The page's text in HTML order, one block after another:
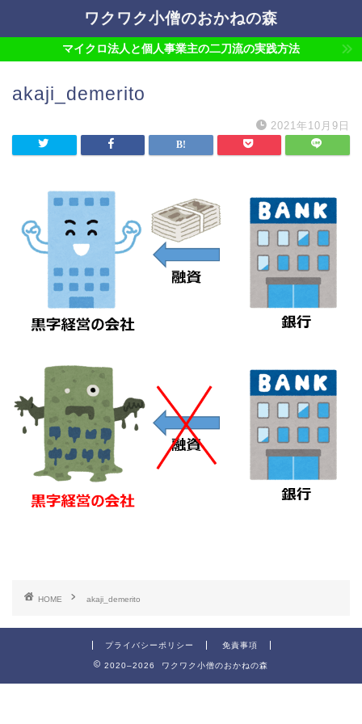
ワクワク小僧のおかねの森
マイクロ法人と個人事業主の二刀流の実践方法
akaji_demerito
2021年10月9日
HOME akaji_demerito
プライバシーポリシー 免責事項
2020–2026 ワクワク小僧のおかねの森